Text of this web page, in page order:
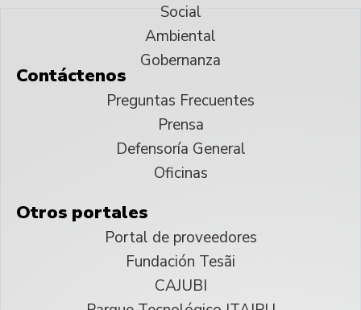
Social
Ambiental
Gobernanza
Contáctenos
Preguntas Frecuentes
Prensa
Defensoría General
Oficinas
Otros portales
Portal de proveedores
Fundación Tesãi
CAJUBI